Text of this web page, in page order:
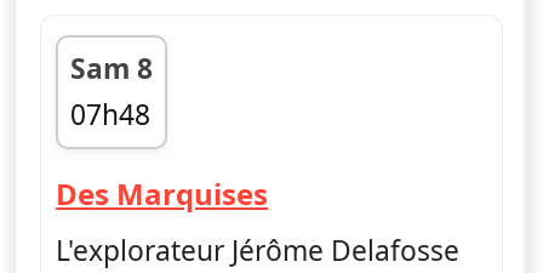
Sam 8
07h48
fin 08h41
Des Marquises
L'explorateur Jérôme Delafosse